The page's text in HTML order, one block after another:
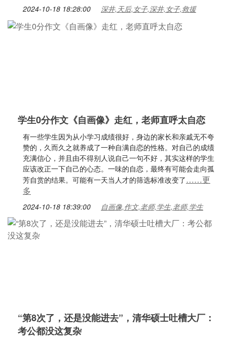
2024-10-18 18:28:00 深井,天后,女子,深井,女子,救援
学生0分作文《自画像》走红，老师直呼太自恋
有一些学生因为从小学习成绩很好，身边的家长和亲戚无不夸
赞的，久而久之就养成了一种自满自恋的性格。对自己的成绩
充满信心，并且由不得别人说自己一句不好，其实这样的学生
应该改正一下自己的心态。一味的自恋，最终有可能会走向孤
芳自赏的结果。可能有一天当人才的筛选标准改变了……更
多
2024-10-18 18:39:00 自画像,作文,老师,学生,老师,学生
“第8次了，还是没能进去”，清华硕士吐槽大厂：
考公都没这复杂